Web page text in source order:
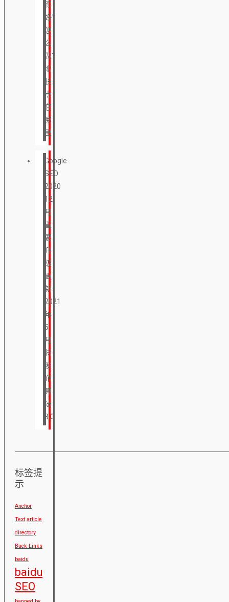
得
好？
怎
么
做？
增
长
点
在
哪
里
Google
SEO
2020
12
月
重
要
升
级
更
新
2021
年
5
月
将
发
布
算
法
3.0
标签提
示
Anchor
Text article
directory
Back Links
baidu
baidu
SEO